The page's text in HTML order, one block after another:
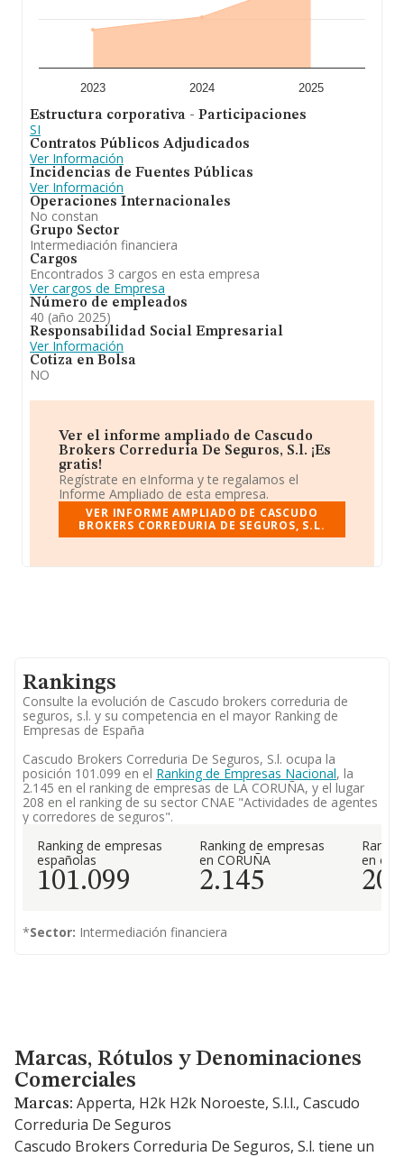
2023 2024 2025
Estructura corporativa - Participaciones
SI
Contratos Públicos Adjudicados
Ver Información
Incidencias de Fuentes Públicas
Ver Información
Operaciones Internacionales
No constan
Grupo Sector
Intermediación financiera
Cargos
Encontrados 3 cargos en esta empresa
Ver cargos de Empresa
Número de empleados
40 (año 2025)
Responsabilidad Social Empresarial
Ver Información
Cotiza en Bolsa
NO
Ver el informe ampliado de Cascudo
Brokers Correduria De Seguros, S.l. ¡Es
gratis!
Regístrate en eInforma y te regalamos el
Informe Ampliado de esta empresa.
VER INFORME AMPLIADO DE CASCUDO
BROKERS CORREDURIA DE SEGUROS, S.L.
Rankings
Consulte la evolución de Cascudo brokers correduria de
seguros, s.l. y su competencia en el mayor Ranking de
Empresas de España
Cascudo Brokers Correduria De Seguros, S.l. ocupa la
posición 101.099 en el Ranking de Empresas Nacional, la
2.145 en el ranking de empresas de LA CORUÑA, y el lugar
208 en el ranking de su sector CNAE "Actividades de agentes
y corredores de seguros".
Ranking de empresas
españolas
101.099
Ranking de empresas
en CORUÑA
2.145
en el
208
*Sector: Intermediación financiera
Marcas, Rótulos y Denominaciones Comerciales
Marcas, Rótulos y Denominaciones
Comerciales
Marcas: Apperta, H2k H2k Noroeste, S.l.l., Cascudo
Correduria De Seguros
Cascudo Brokers Correduria De Seguros, S.l. tiene un